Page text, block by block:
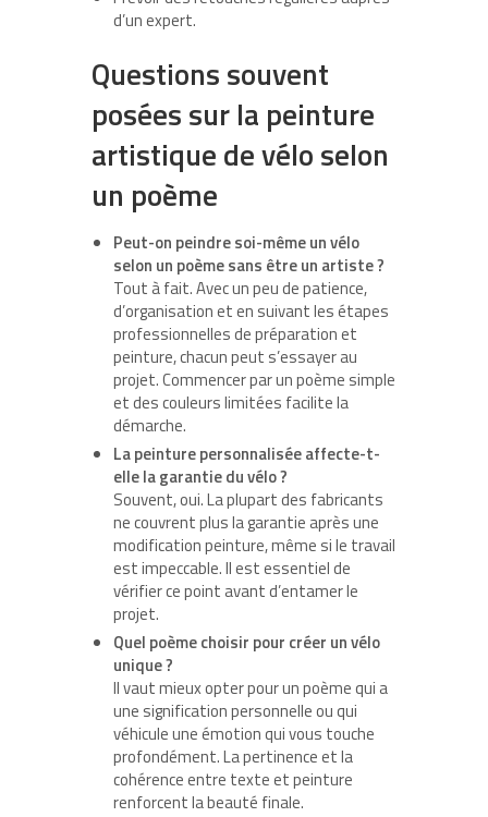
d’un expert.
Questions souvent
posées sur la peinture
artistique de vélo selon
un poème
Peut-on peindre soi-même un vélo
selon un poème sans être un artiste ?
Tout à fait. Avec un peu de patience,
d’organisation et en suivant les étapes
professionnelles de préparation et
peinture, chacun peut s’essayer au
projet. Commencer par un poème simple
et des couleurs limitées facilite la
démarche.
La peinture personnalisée affecte-t-
elle la garantie du vélo ?
Souvent, oui. La plupart des fabricants
ne couvrent plus la garantie après une
modification peinture, même si le travail
est impeccable. Il est essentiel de
vérifier ce point avant d’entamer le
projet.
Quel poème choisir pour créer un vélo
unique ?
Il vaut mieux opter pour un poème qui a
une signification personnelle ou qui
véhicule une émotion qui vous touche
profondément. La pertinence et la
cohérence entre texte et peinture
renforcent la beauté finale.